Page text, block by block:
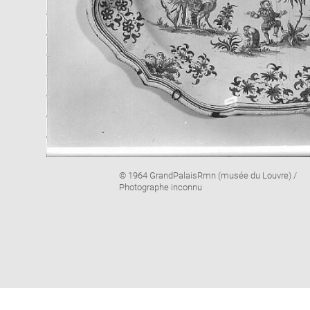
Image
caption:
© 1964 GrandPalaisRmn (musée du Louvre) /
Photographe inconnu